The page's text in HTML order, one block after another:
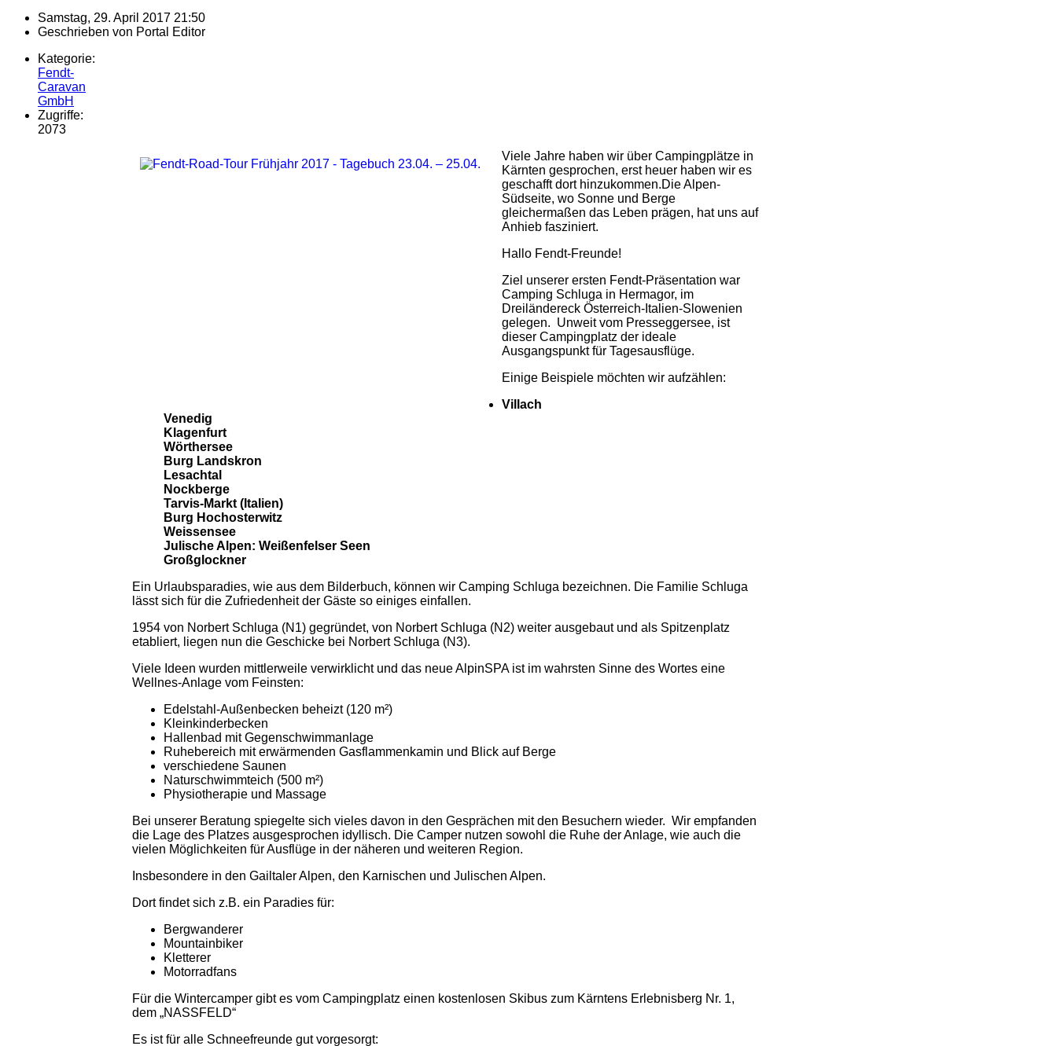
Samstag, 29. April 2017 21:50
Geschrieben von Portal Editor
Kategorie:
Fendt-
Caravan
GmbH
Zugriffe:
2073
Viele Jahre haben wir über Campingplätze in
Kärnten gesprochen, erst heuer haben wir es
geschafft dort hinzukommen.Die Alpen-
Südseite, wo Sonne und Berge
gleichermaßen das Leben prägen, hat uns auf
Anhieb fasziniert.
Hallo Fendt-Freunde!
Ziel unserer ersten Fendt-Präsentation war
Camping Schluga in Hermagor, im
Dreiländereck Österreich-Italien-Slowenien
gelegen. Unweit vom Presseggersee, ist
dieser Campingplatz der ideale
Ausgangspunkt für Tagesausflüge.
Einige Beispiele möchten wir aufzählen:
Villach
Venedig
Klagenfurt
Wörthersee
Burg Landskron
Lesachtal
Nockberge
Tarvis-Markt (Italien)
Burg Hochosterwitz
Weissensee
Julische Alpen: Weißenfelser Seen
Großglockner
Ein Urlaubsparadies, wie aus dem Bilderbuch, können wir Camping Schluga bezeichnen. Die Familie Schluga
lässt sich für die Zufriedenheit der Gäste so einiges einfallen.
1954 von Norbert Schluga (N1) gegründet, von Norbert Schluga (N2) weiter ausgebaut und als Spitzenplatz
etabliert, liegen nun die Geschicke bei Norbert Schluga (N3).
Viele Ideen wurden mittlerweile verwirklicht und das neue AlpinSPA ist im wahrsten Sinne des Wortes eine
Wellnes-Anlage vom Feinsten:
Edelstahl-Außenbecken beheizt (120 m²)
Kleinkinderbecken
Hallenbad mit Gegenschwimmanlage
Ruhebereich mit erwärmenden Gasflammenkamin und Blick auf Berge
verschiedene Saunen
Naturschwimmteich (500 m²)
Physiotherapie und Massage
Bei unserer Beratung spiegelte sich vieles davon in den Gesprächen mit den Besuchern wieder. Wir empfanden
die Lage des Platzes ausgesprochen idyllisch. Die Camper nutzen sowohl die Ruhe der Anlage, wie auch die
vielen Möglichkeiten für Ausflüge in der näheren und weiteren Region.
Insbesondere in den Gailtaler Alpen, den Karnischen und Julischen Alpen.
Dort findet sich z.B. ein Paradies für:
Bergwanderer
Mountainbiker
Kletterer
Motorradfans
Für die Wintercamper gibt es vom Campingplatz einen kostenlosen Skibus zum Kärntens Erlebnisberg Nr. 1,
dem „NASSFELD“
Es ist für alle Schneefreunde gut vorgesorgt: